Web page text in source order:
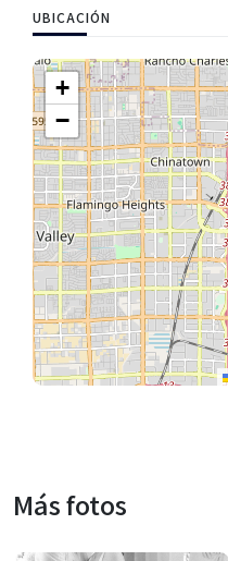
UBICACIÓN
+
−
Más fotos